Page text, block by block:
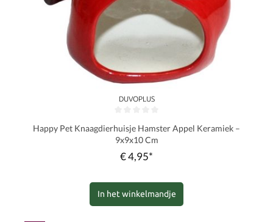
DUVOPLUS
Happy Pet Knaagdierhuisje Hamster Appel Keramiek –
9x9x10 Cm
€ 4,95*
In het winkelmandje